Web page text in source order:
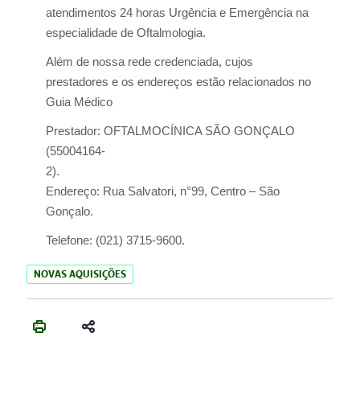
atendimentos 24 horas Urgência e Emergência na
especialidade de Oftalmologia.
Além de nossa rede credenciada, cujos
prestadores e os endereços estão relacionados no
Guia Médico
Prestador: OFTALMOCÍNICA SÃO GONÇALO
(55004164-
2).
Endereço: Rua Salvatori, n°99, Centro – São
Gonçalo.
Telefone: (021) 3715-9600.
NOVAS AQUISIÇÕES